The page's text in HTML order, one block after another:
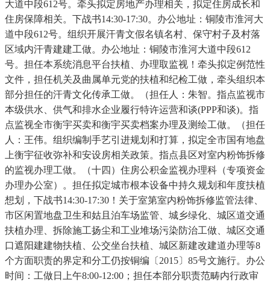
大道中段612号。牵头拟定房地产办理相关，拟定住房成长和
住房保障相关。下战书14:30-17:30。办公地址：铜陵市淮河大
道中段612号。组织开展汗青文假名镇名村、保守村子及村落
区域内汗青建建工做。办公地址：铜陵市淮河大道中段612
号。担任本系统消息平台扶植、办理取监视！牵头拟定例范性
文件，担任机关及曲属单元党的扶植和纪检工做，牵头组织本
部分担任的汗青文化传承工做。（担任人：朱智。指点监视市
本级供水、供气和排水企业履行特许运营和谈(PPP和谈)。指
点监视全市衡宇买卖和衡宇买卖档案办理及测绘工做。（担任
人：王伟。组织编制手艺引进规划和打算，拟定全市国有地盘
上衡宇征收弥补和安设房相关政策。指点县区对室内粉饰拆修
的监视办理工做。（十四）住房公积金监视办理科（专项资金
办理办公室）。担任拟定城市根本设备中持久规划和年度扶植
想划，下战书14:30-17:30！关于室第室内粉饰拆修监管法律、
市区闲置地盘卫生和姑且泊车场监管、城乡绿化、城区道交通
扶植办理、拆除施工扬尘和工业堆场污染防治工做、城区交通
口遮阳建建物扶植、公交坐台扶植、城区新建改建道办理等8
个方面职责的界定和分工仍按铜编〔2015〕85号文施行。办公
时间：工做日上午8:00-12:00；担任本部分职责范畴内行政审